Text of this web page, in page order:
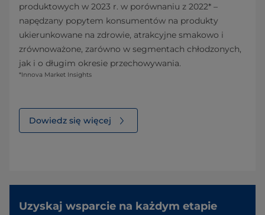
produktowych w 2023 r. w porównaniu z 2022* –
napędzany popytem konsumentów na produkty
ukierunkowane na zdrowie, atrakcyjne smakowo i
zrównoważone, zarówno w segmentach chłodzonych,
jak i o długim okresie przechowywania.
*Innova Market Insights
Dowiedz się więcej
Uzyskaj wsparcie na każdym etapie